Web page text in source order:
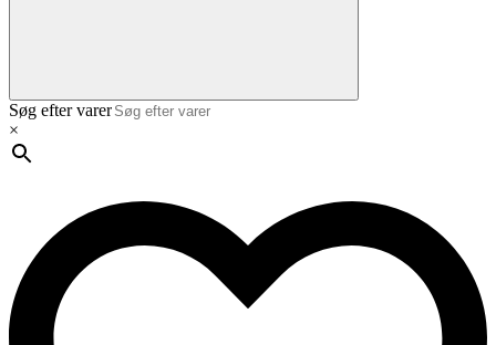
Søg efter varer
×